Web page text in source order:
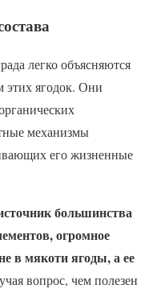
легко объясняются
этих ягодок. Они
механизмы
его жизненные
большинства
огромное
в мякоти ягоды, а ее
вопрос, чем полезен